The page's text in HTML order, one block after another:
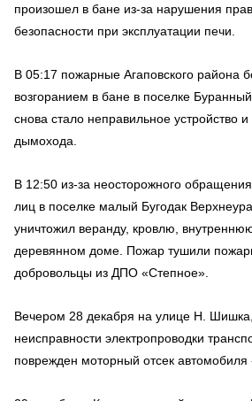
произошел в бане из-за нарушения
безопасности при эксплуатации печи.
В 05:17 пожарные Агаповского района
возгоранием в бане в поселке
снова стало неправильное устройство
дымохода.
В 12:50 из-за неосторожного
лиц в поселке малый Бугодак
уничтожил веранду, кровлю,
деревянном доме. Пожар тушили
добровольцы из ДПО «Степное».
Вечером 28 декабря на улице Н.
неисправности электропроводки
поврежден моторный отсек автомобиля